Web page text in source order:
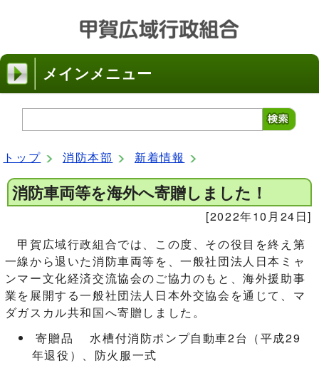
メインメニュー
トップ 消防本部 新着情報
消防車両等を海外へ寄贈しました！
[2022年10月24日]
甲賀広域行政組合では、この度、その役目を終え第
一線から退いた消防車両等を、一般社団法人日本ミャ
ンマー文化経済交流協会のご協力のもと、海外援助事
業を展開する一般社団法人日本外交協会を通じて、マ
ダガスカル共和国へ寄贈しました。
寄贈品 水槽付消防ポンプ自動車2台（平成29
年退役）、防火服一式